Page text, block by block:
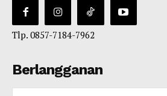
Tlp. 0857-7184-7962
Berlangganan